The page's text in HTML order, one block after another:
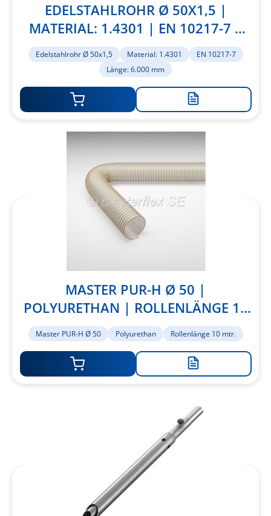
EDELSTAHLROHR Ø 50X1,5 |
MATERIAL: 1.4301 | EN 10217-7 |
LÄNGE: 6.000 MM
Edelstahlrohr Ø 50x1,5 Material: 1.4301
EN 10217-7
Länge: 6.000 mm
Zur
Merkliste
hinzufügen
MASTER PUR-H Ø 50 |
POLYURETHAN | ROLLENLÄNGE 10
MTR.
Master PUR-H Ø 50 Polyurethan Rollenlänge 10 mtr.
Zur
hinzufügen